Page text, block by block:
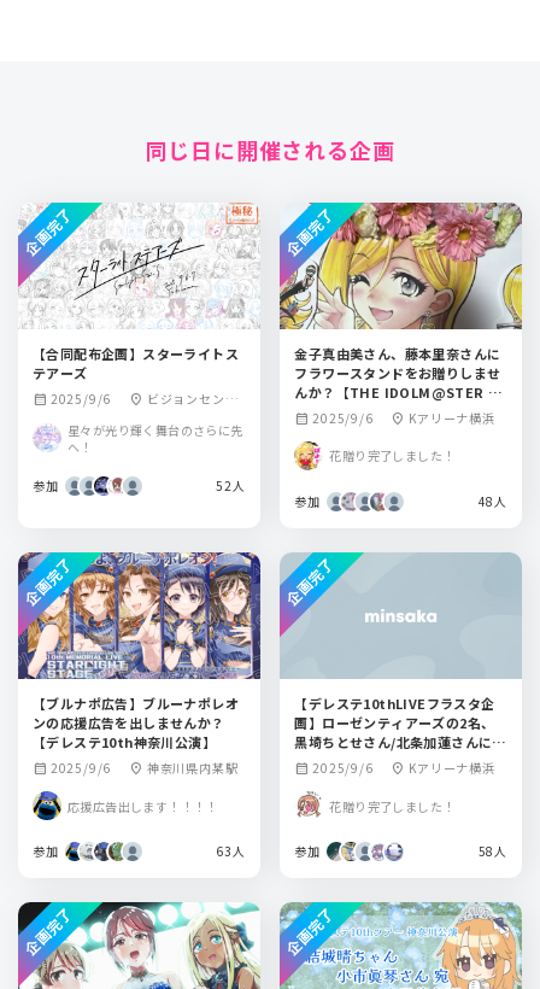
同じ日に開催される企画
【合同配布企画】スターライトス
テアーズ
calendar_month 2025/9/6 location_on ビジョンセンタ
い
星々が光り輝く舞台のさらに先
へ！
参加 52人
企画完了
金子真由美さん、藤本里奈さんに
フラワースタンドをお贈りしませ
んか？【THE IDOLM@STER CI
NDERELLA GIRLS 10th MEMO
RIAL LIVE STARLIGHT STAGE
横浜公演】
calendar_month 2025/9/6 location_on Kアリーナ横浜
花贈り完了しました！
参加 48人
企画完了
【ブルナポ広告】ブルーナポレオ
ンの応援広告を出しませんか？
【デレステ10th神奈川公演】
calendar_month 2025/9/6 location_on 神奈川県内某駅
応援広告出します！！！！
参加 63人
企画完了
【デレステ10thLIVEフラスタ企
画】ローゼンティアーズの2名、
黒埼ちとせさん/北条加蓮さんにお
花を贈りませんか？
calendar_month 2025/9/6 location_on Kアリーナ横浜
花贈り完了しました！
参加 58人
企画完了
企画完了 企画完了